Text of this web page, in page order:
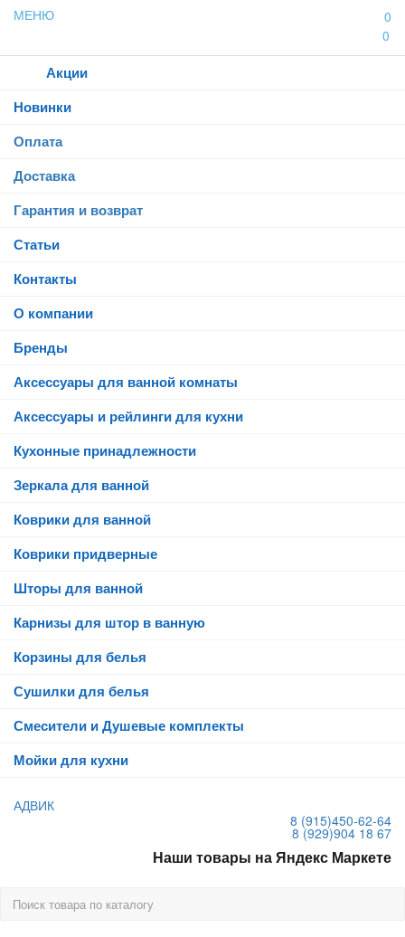
МЕНЮ
0
0
Акции
Новинки
Оплата
Доставка
Гарантия и возврат
Статьи
Контакты
О компании
Бренды
Аксессуары для ванной комнаты
Аксессуары и рейлинги для кухни
Кухонные принадлежности
Зеркала для ванной
Коврики для ванной
Коврики придверные
Шторы для ванной
Карнизы для штор в ванную
Корзины для белья
Сушилки для белья
Смесители и Душевые комплекты
Мойки для кухни
АДВИК
8 (915)450-62-64
8 (929)904 18 67
Наши товары на Яндекс Маркете